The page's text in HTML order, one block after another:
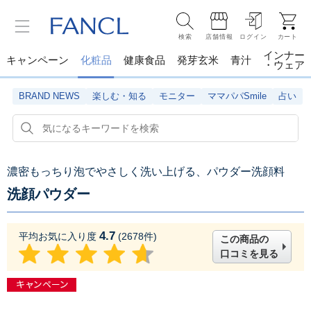
検索 店舗情報 ログイン カート
キャンペーン 化粧品 健康食品 発芽玄米 青汁
インナー
・ウェア
BRAND NEWS 楽しむ・知る モニター ママパパSmile 占い
濃密もっちり泡でやさしく洗い上げる、パウダー洗顔料
洗顔パウダー
平均お気に入り度 4.7 (2678件)
この商品の
口コミを見る